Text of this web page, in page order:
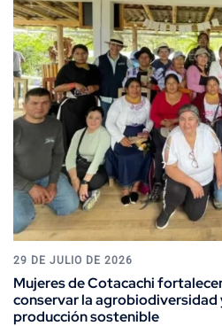
29 DE JULIO DE 2026
Mujeres de Cotacachi
conservar la agrobiodiversidad
producción sostenible